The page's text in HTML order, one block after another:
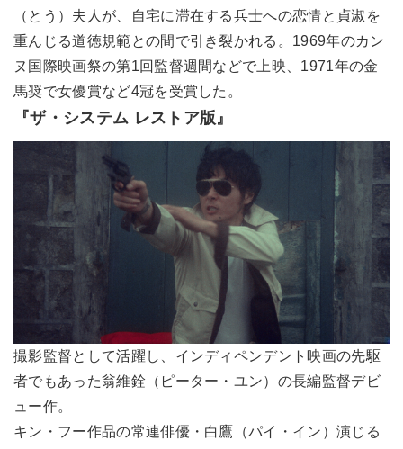
（とう）夫人が、自宅に滞在する兵士への恋情と貞淑を
重んじる道徳規範との間で引き裂かれる。1969年のカン
ヌ国際映画祭の第1回監督週間などで上映、1971年の金
馬奨で女優賞など4冠を受賞した。
『ザ・システム レストア版』
撮影監督として活躍し、インディペンデント映画の先駆
者でもあった翁維銓（ピーター・ユン）の長編監督デビ
ュー作。
キン・フー作品の常連俳優・白鷹（パイ・イン）演じる